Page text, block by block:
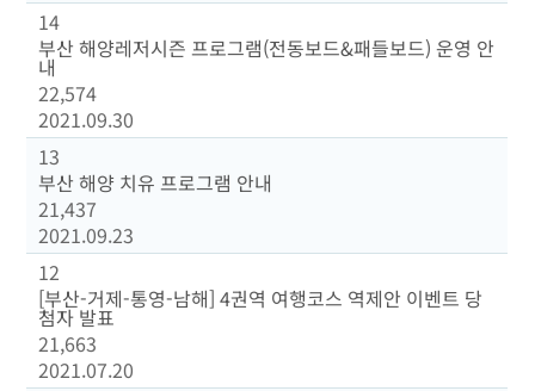
14
부산 해양레저시즌 프로그램(전동보드&패들보드) 운영 안
내
22,574
2021.09.30
13
부산 해양 치유 프로그램 안내
21,437
2021.09.23
12
[부산-거제-통영-남해] 4권역 여행코스 역제안 이벤트 당
첨자 발표
21,663
2021.07.20